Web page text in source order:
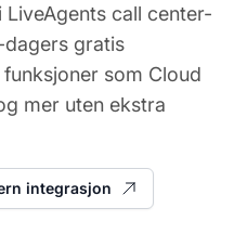
call center-
gratis
som Cloud
mer uten ekstra
integrasjon